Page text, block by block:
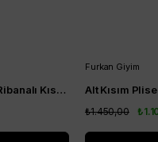
Alt Kısım Plise Detaylı Kol Ağızları Ribanalı Kısa Kol Kurtarıcı Tunik Siyah
Furkan Giyim
₺1.450,00